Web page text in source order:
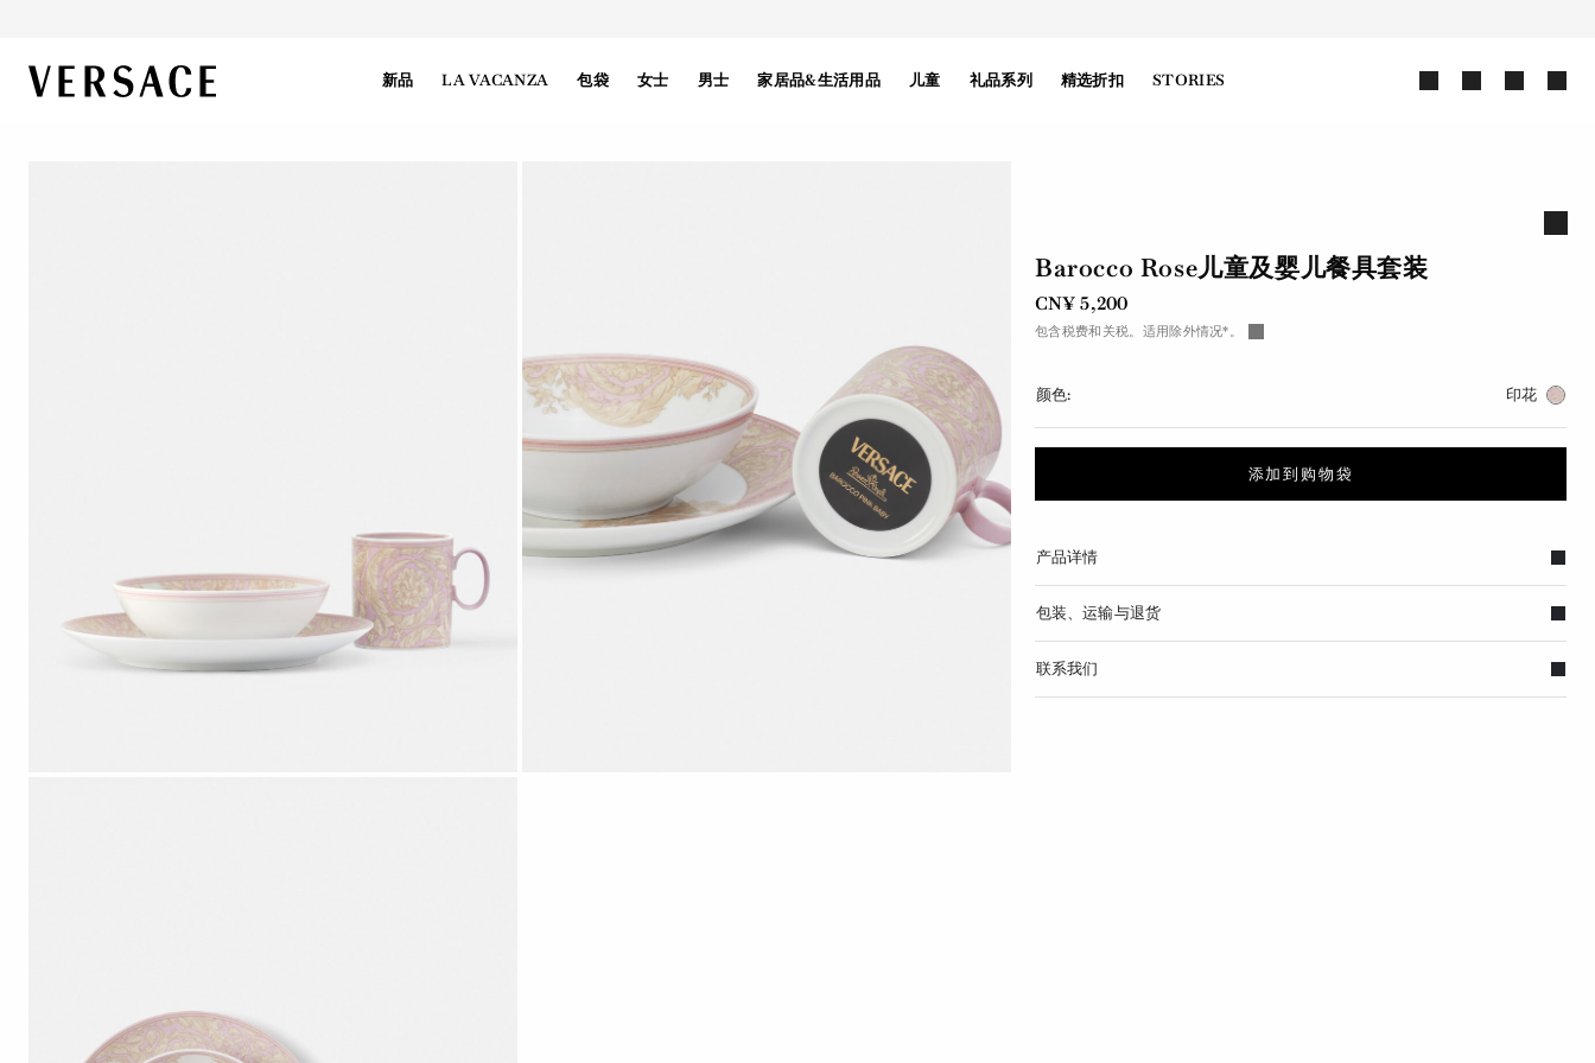
VERSACE | 主页 新品 LA VACANZA 包袋 女士 男士 家居品&生活用品 儿童 礼品系列 精选折扣 STORIES
Barocco Rose儿童及婴儿餐具套装
CN¥ 5,200
包含税费和关税。适用除外情况*。
颜色: 印花
添加到购物袋
产品详情
包装、运输与退货
联系我们